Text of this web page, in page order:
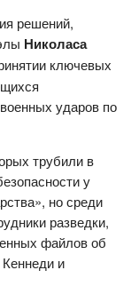
решений,
Николаса
ключевых
ударов по
трубили в
у
но среди
разведки,
файлов об
и